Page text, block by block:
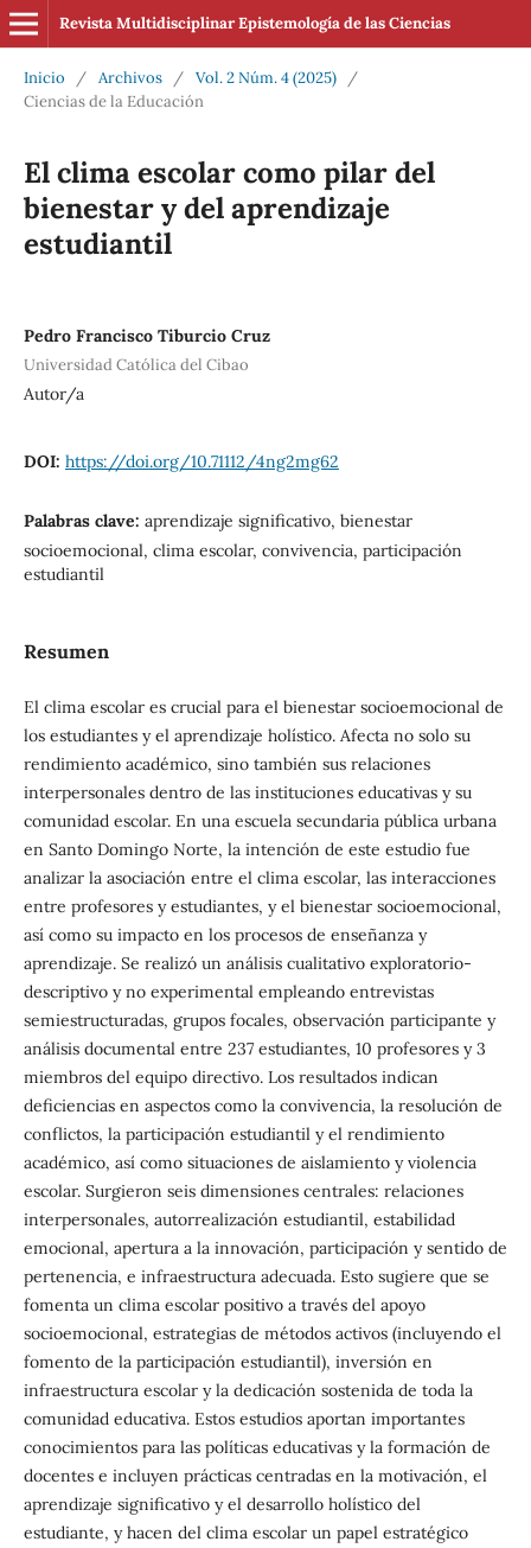
Revista Multidisciplinar Epistemología de las Ciencias
Inicio / Archivos / Vol. 2 Núm. 4 (2025)
/
Ciencias de la Educación
El clima escolar como pilar del
bienestar y del aprendizaje
estudiantil
Pedro Francisco Tiburcio Cruz
Universidad Católica del Cibao
Autor/a
DOI: https://doi.org/10.71112/4ng2mg62
Palabras clave: aprendizaje significativo, bienestar
socioemocional, clima escolar, convivencia, participación
estudiantil
Resumen
El clima escolar es crucial para el bienestar socioemocional de
los estudiantes y el aprendizaje holístico. Afecta no solo su
rendimiento académico, sino también sus relaciones
interpersonales dentro de las instituciones educativas y su
comunidad escolar. En una escuela secundaria pública urbana
en Santo Domingo Norte, la intención de este estudio fue
analizar la asociación entre el clima escolar, las interacciones
entre profesores y estudiantes, y el bienestar socioemocional,
así como su impacto en los procesos de enseñanza y
aprendizaje. Se realizó un análisis cualitativo exploratorio-
descriptivo y no experimental empleando entrevistas
semiestructuradas, grupos focales, observación participante y
análisis documental entre 237 estudiantes, 10 profesores y 3
miembros del equipo directivo. Los resultados indican
deficiencias en aspectos como la convivencia, la resolución de
conflictos, la participación estudiantil y el rendimiento
académico, así como situaciones de aislamiento y violencia
escolar. Surgieron seis dimensiones centrales: relaciones
interpersonales, autorrealización estudiantil, estabilidad
emocional, apertura a la innovación, participación y sentido de
pertenencia, e infraestructura adecuada. Esto sugiere que se
fomenta un clima escolar positivo a través del apoyo
socioemocional, estrategias de métodos activos (incluyendo el
fomento de la participación estudiantil), inversión en
infraestructura escolar y la dedicación sostenida de toda la
comunidad educativa. Estos estudios aportan importantes
conocimientos para las políticas educativas y la formación de
docentes e incluyen prácticas centradas en la motivación, el
aprendizaje significativo y el desarrollo holístico del
estudiante, y hacen del clima escolar un papel estratégico